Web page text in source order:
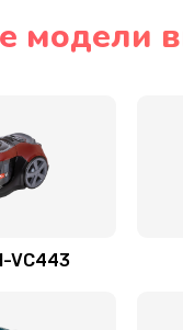
модели
VC443